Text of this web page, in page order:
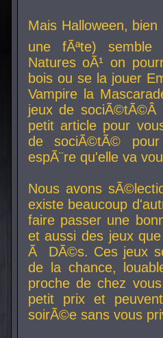
Mais Halloween, bien
une fÃªte) semble
Natures oÃ¹ on
bois ou se la jouer
Vampire la
jeux de
petit article pour
de sociÃ©tÃ©
espÃ¨re qu'elle va
Nous avons
existe beaucoup
faire passer une
et aussi des jeux
Ã DÃ©s. Ces jeux
de la chance,
proche de chez
petit prix et
soirÃ©e sans vous